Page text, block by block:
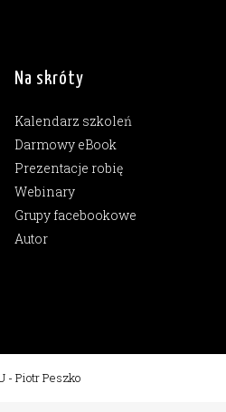
Na skróty
Kalendarz szkoleń
Darmowy eBook
Prezentacje robię
Webinary
Grupy facebookowe
Autor
- Piotr Peszko